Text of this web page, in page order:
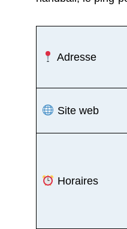
Adresse
Site web
Horaires